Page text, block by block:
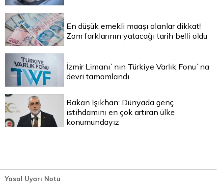
En düşük emekli maaşı alanlar dikkat!
Zam farklarının yatacağı tarih belli oldu
İzmir Limanı`nın Türkiye Varlık Fonu`na
devri tamamlandı
Bakan Işıkhan: Dünyada genç
istihdamını en çok artıran ülke
konumundayız
Yasal Uyarı Notu